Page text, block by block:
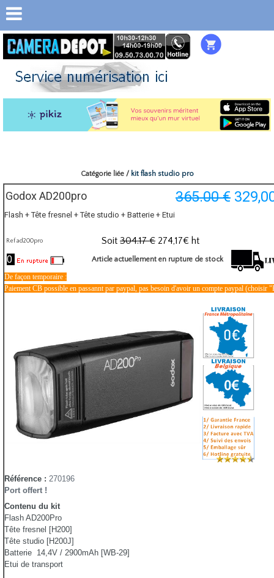
Catégorie liée / kit flash studio pro
Godox AD200pro 365.00 €
Flash + Tête fresnel + Tête studio + Batterie + Etui
Ref ad200pro Soit 304.17 € 274,17€ ht
0 Article actuellement en rupture de stock
De façon temporaire :
Paiement CB possible en passannt par paypal, pas besoin d'avoir un compte paypal (choisir
Référence : 270196
Port offert !
Contenu du kit
Flash AD200Pro
Tête fresnel [H200]
Tête studio [H200J]
Batterie 14,4V / 2900mAh [WB-29]
Etui de transport